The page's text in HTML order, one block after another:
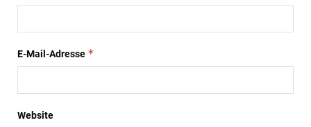
E-Mail-Adresse *
Website